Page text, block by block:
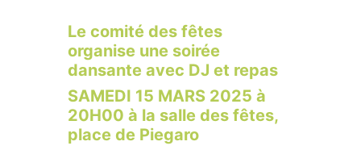
Le comité des fêtes
organise une soirée
dansante avec DJ et repas
SAMEDI 15 MARS 2025 à
20H00 à la salle des fêtes,
place de Piegaro